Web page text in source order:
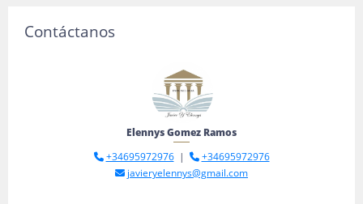
Contáctanos
Elennys Gomez Ramos
+34695972976|
+34695972976
javieryelennys@gmail.com